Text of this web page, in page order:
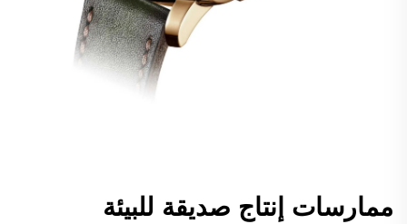
ممارسات إنتاج صديقة للبيئة